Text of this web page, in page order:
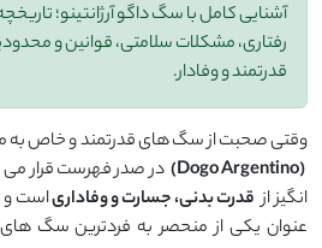
آشنایی کامل با سگ داگو آرژانتینو؛
رفتاری، مشکلات سلامتی، قوانین و
قدرتمند و وفادار.
وقتی صحبت از سگ ‌های قدرتمند و خاص به
(Dogo Argentino)
در صدر فهرست قرار
‌انگیز از قدرت بدنی، جسارت و وفاداریاست و
عنوان یکی از منحصر به‌ فردترین سگ